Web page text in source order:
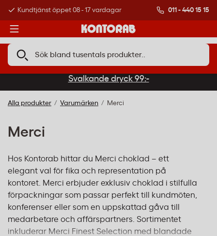
Kundtjänst öppet 08 - 17 vardagar Över 500 000
011 - 440 15 15
Svalkande dryck 99:-
Alla produkter Varumärken Merci
Merci
Hos Kontorab hittar du Merci choklad – ett
elegant val för fika och representation på
kontoret. Merci erbjuder exklusiv choklad i stilfulla
förpackningar som passar perfekt till kundmöten,
konferenser eller som en uppskattad gåva till
medarbetare och affärspartners. Sortimentet
inkluderar Merci Finest Selection med blandade